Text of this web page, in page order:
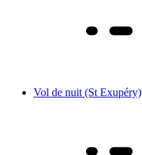
Vol de nuit (St Exupéry)